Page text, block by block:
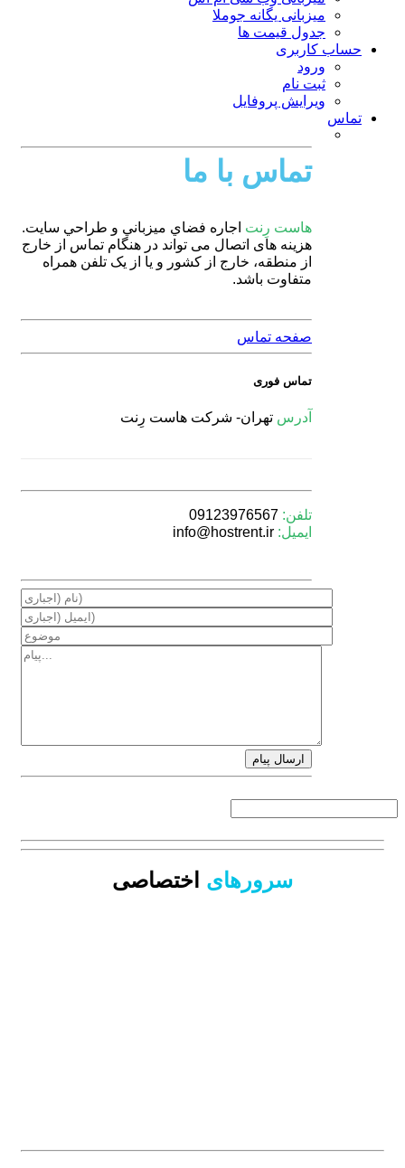
میزبانی یگانه جوملا
جدول قیمت ها
حساب کاربری
ورود
ثبت نام
ویرایش پروفایل
تماس
تماس با ما
هاست رِنت اجاره فضاي ميزباني و طراحي سايت.
هزینه های اتصال می تواند در هنگام تماس از خارج
از منطقه، خارج از کشور و یا از یک تلفن همراه
متفاوت باشد.
صفحه تماس
تماس فوری
آدرس تهران- شركت هاست رِنت
تلفن:
ایمیل:
سرورهای اختصاصی